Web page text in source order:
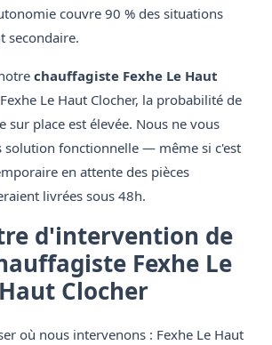
couvre 90 % des situations
secondaire.
chauffagiste Fexhe Le Haut
Le Haut Clocher, la probabilité de
sur place est élevée. Nous ne vous
solution fonctionnelle — même si c'est
en attente des pièces
livrées sous 48h.
d'intervention de
Fexhe Le
Haut Clocher
où nous intervenons : Fexhe Le Haut